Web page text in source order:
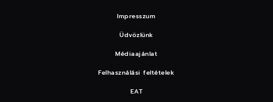
Impresszum
Üdvözlünk
Médiaajánlat
Felhasználási feltételek
EAT